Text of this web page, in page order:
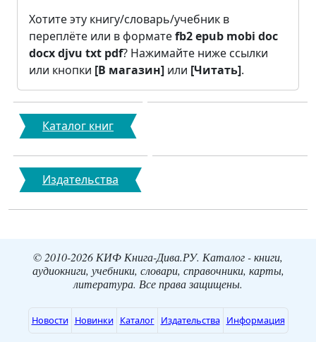
Хотите эту книгу/словарь/учебник в
переплёте или в форматеfb2epub mobi doc
docxdjvu txt pdf? Нажимайте ниже ссылки
или кнопки [В магазин] или [Читать].
Каталог книг
Издательства
© 2010-2026 КИФ Книга-Дива.РУ. Каталог - книги,
аудиокниги, учебники, словари, справочники, карты,
литература. Все права защищены.
Новости Новинки Каталог Издательства Информация